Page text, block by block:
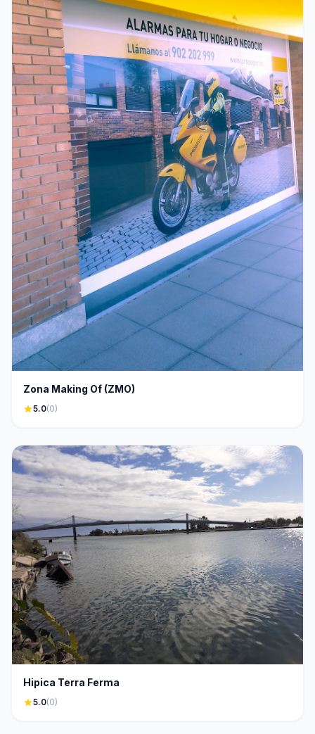
Zona Making Of (ZMO)
star5.0(0)
Hipica Terra Ferma
star5.0(0)